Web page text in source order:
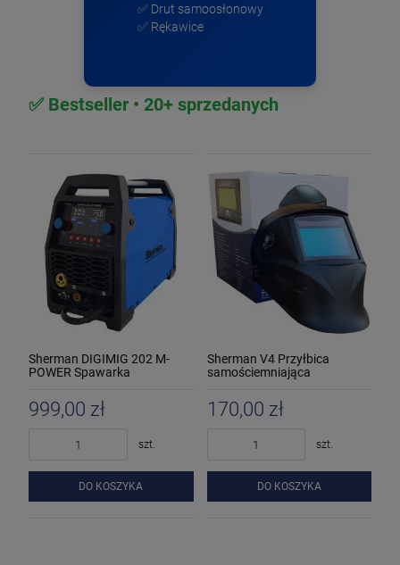
✅ Drut samoosłonowy
✅ Rękawice
✅ Bestseller • 20+ sprzedanych
Sherman DIGIMIG 202 M-
POWER Spawarka
999,00 zł
szt.
DO KOSZYKA
Sherman V4 Przyłbica
samościemniająca
170,00 zł
szt.
DO KOSZYKA